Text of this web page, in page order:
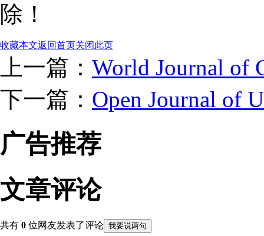
除！
收藏本文返回首页关闭此页
上一篇： World Journal of
下一篇： Open Journal of
广告推荐
文章评论
共有 0 位网友发表了评论 我要说两句